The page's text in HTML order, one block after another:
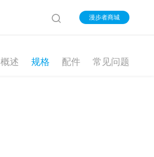
漫步者商城
概述 规格 配件 常见问题